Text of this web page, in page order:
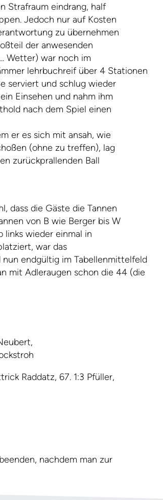
Strafraum eindrang, half
Jedoch nur auf Kosten
zu übernehmen
der anwesenden
Wetter) war noch im
lehrbuchreif über 4 Stationen
serviert und schlug wieder
Einsehen und nahm ihm
nach dem Spiel einen
er es sich mit ansah, wie
(ohne zu treffen), lag
zurückprallenden Ball
dass die Gäste die Tannen
von B wie Berger bis W
links wieder einmal in
war das
nun endgültig im Tabellenmittelfeld
mit Adleraugen schon die 44 (die
Raddatz, 67. 1:3 Pfüller,
nachdem man zur